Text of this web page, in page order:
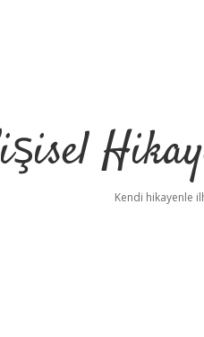
Kendi hikayenle